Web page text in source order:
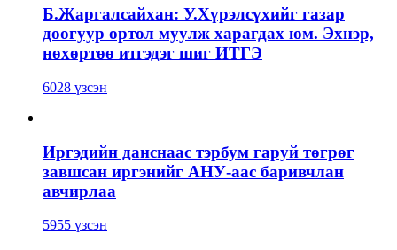
Б.Жаргалсайхан: У.Хүрэлсүхийг газар
доогуур ортол муулж харагдах юм. Эхнэр,
нөхөртөө итгэдэг шиг ИТГЭ
6028 үзсэн
Иргэдийн данснаас тэрбум гаруй төгрөг
завшсан иргэнийг АНУ-аас баривчлан
авчирлаа
5955 үзсэн